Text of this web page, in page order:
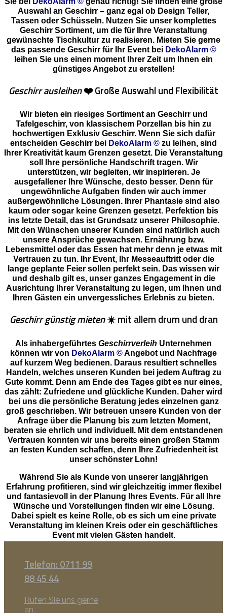
Auswahl an Geschirr – ganz egal ob Design Teller,
Tassen oder Schüsseln. Nutzen Sie unser komplettes
Geschirr Sortiment, um die für Ihre Veranstaltung
gewünschte Tischkultur zu realisieren. Mieten Sie gerne
das passende Geschirr für Ihr Event bei DekoAlarm ©
leihen Sie uns einen moment Ihrer Zeit um Ihnen ein
günstiges Angebot zu erstellen!
Geschirr ausleihen❤️Große Auswahl und Flexibilität
Wir bieten ein riesiges Sortiment an Geschirr und
Tafelgeschirr, von klassischem Porzellan bis hin zu
hochwertigen Exklusiv Geschirr. Wenn Sie sich dafür
entscheiden Geschirr bei DekoAlarm © zu leihen, sind
Ihrer Kreativität kaum Grenzen gesetzt. Die Veranstaltung
soll Ihre persönliche Handschrift tragen. Wir
unterstützen, wir begleiten, wir inspirieren. Je
ausgefallener Ihre Wünsche, desto besser. Denn für
ungewöhnliche Aufgaben finden wir auch immer
außergewöhnliche Lösungen. Ihrer Phantasie sind also
kaum oder sogar keine Grenzen gesetzt. Perfektion bis
ins letzte Detail, das ist Grundsatz unserer Philosophie.
Mit den Wünschen unserer Kunden sind natürlich auch
unsere Ansprüche gewachsen. Ernährung bzw.
Lebensmittel oder das Essen hat mehr denn je etwas mit
Vertrauen zu tun. Ihr Event, Ihr Messeauftritt oder die
lange geplante Feier sollen perfekt sein. Das wissen wir
und deshalb gilt es, unser ganzes Engagement in die
Ausrichtung Ihrer Veranstaltung zu legen, um Ihnen und
Ihren Gästen ein unvergessliches Erlebnis zu bieten.
Geschirr günstig mieten☀️ mit allem drum und dran
Als inhabergeführtes Geschirrverleih Unternehmen
können wir von DekoAlarm ©Angebot und Nachfrage
auf kurzem Weg bedienen. Daraus resultiert schnelles
Handeln, welches unseren Kunden bei jedem Auftrag zu
Gute kommt. Denn am Ende des Tages gibt es nur eines,
das zählt: Zufriedene und glückliche Kunden. Daher wird
bei uns die persönliche Beratung jedes einzelnen ganz
groß geschrieben. Wir betreuen unsere Kunden von der
Anfrage über die Planung bis zum letzten Moment,
beraten sie ehrlich und individuell. Mit dem entstandenen
Vertrauen konnten wir uns bereits einen großen Stamm
an festen Kunden schaffen, denn Ihre Zufriedenheit ist
unser schönster Lohn!
Während Sie als Kunde von unserer langjährigen
Erfahrung profitieren, sind wir gleichzeitig immer flexibel
und fantasievoll in der Planung Ihres Events. Für all Ihre
Wünsche und Vorstellungen finden wir eine Lösung.
Dabei spielt es keine Rolle, ob es sich um eine private
Veranstaltung im kleinen Kreis oder ein geschäftliches
Event mit vielen Gästen handelt.
Telefon: 0711 99
88 45 44
Rufen Sie uns gerne
an.